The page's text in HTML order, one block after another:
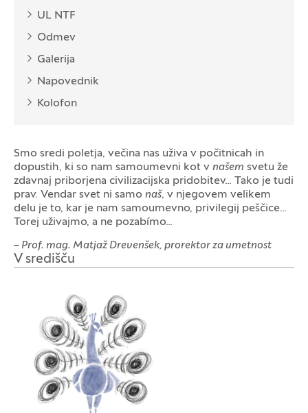
UL NTF
Odmev
Galerija
Napovednik
Kolofon
Smo sredi poletja, večina nas uživa v počitnicah in
dopustih, ki so nam samoumevni kot v našem svetu že
zdavnaj priborjena civilizacijska pridobitev… Tako je tudi
prav. Vendar svet ni samo naš, v njegovem velikem
delu je to, kar je nam samoumevno, privilegij peščice…
Torej uživajmo, a ne pozabímo…
– Prof. mag. Matjaž Drevenšek, prorektor za umetnost
V središču